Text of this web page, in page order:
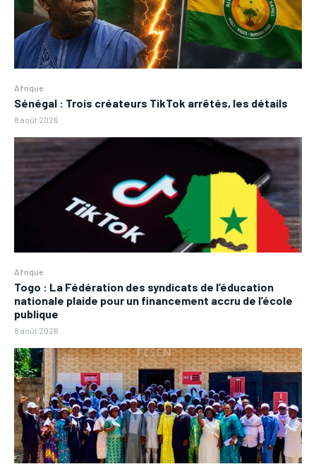
Afrique
Sénégal : Trois créateurs TikTok arrêtés, les détails
8 août 2026
Afrique
Togo : La Fédération des syndicats de l’éducation
nationale plaide pour un financement accru de l’école
publique
8 août 2026